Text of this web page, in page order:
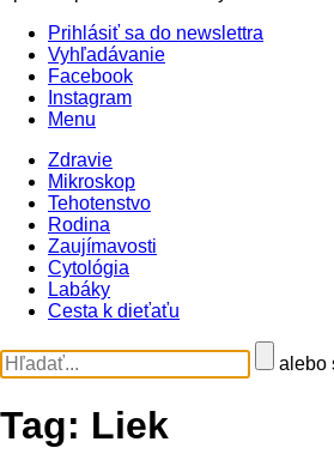
Prihlásiť sa do newslettra
Vyhľadávanie
Facebook
Instagram
Menu
Zdravie
Mikroskop
Tehotenstvo
Rodina
Zaujímavosti
Cytológia
Labáky
Cesta k dieťaťu
alebo
Tag: Liek